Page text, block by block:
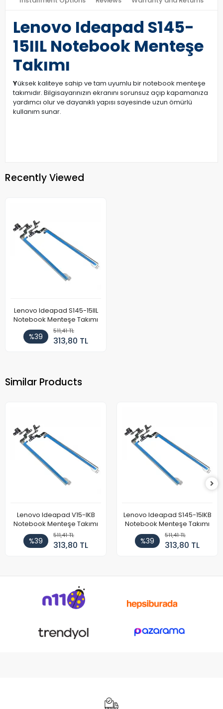
Lenovo Ideapad S145-
15IIL Notebook Menteşe
Takımı
Yüksek kaliteye sahip ve tam uyumlu bir notebook menteşe
takımıdır. Bilgisayarınızın ekranını sorunsuz açıp kapamanıza
yardımcı olur ve dayanıklı yapısı sayesinde uzun ömürlü
kullanım sunar.
Recently Viewed
Lenovo Ideapad S145-15IIL
Notebook Menteşe Takımı
%39
511,41 TL
313,80 TL
Similar Products
Lenovo Ideapad V15-IKB
Notebook Menteşe Takımı
%39
511,41 TL
313,80 TL
Lenovo Ideapad S145-15IKB
Notebook Menteşe Takımı
%39
511,41 TL
313,80 TL